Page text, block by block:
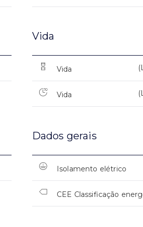
Vida
Vida
Vida
Dados gerais
Isolamento elétrico
CEE Classificação